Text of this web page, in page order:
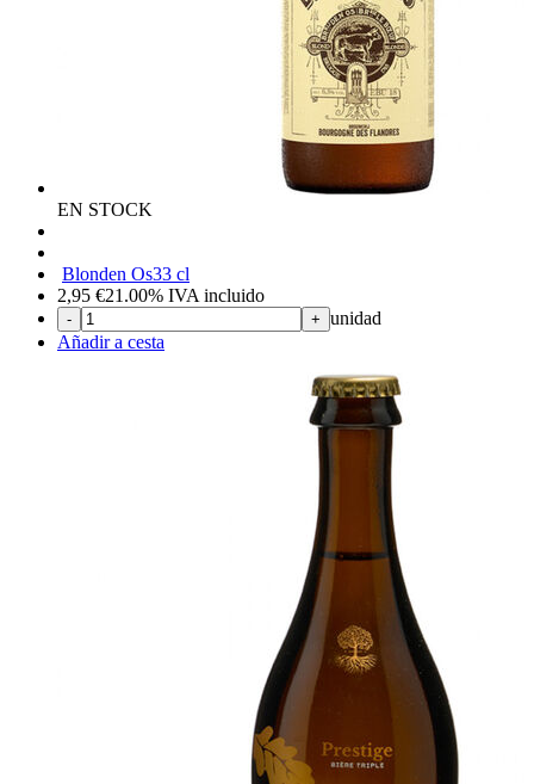
EN STOCK
Blonden Os33 cl
2,95 €21.00% IVA incluido
- + unidad
Añadir a cesta